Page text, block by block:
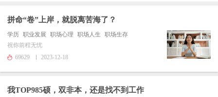
拼命“卷”上岸，就脱离苦海了？
学历 职业发展 职场心理 职场人生
职场生存
祝你前程无忧
69629
2023-12-18
我TOP985硕，双非本，还是找不到工作